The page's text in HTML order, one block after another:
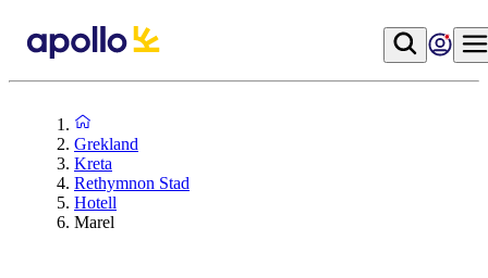
Grekland
Kreta
Rethymnon Stad
Hotell
Marel